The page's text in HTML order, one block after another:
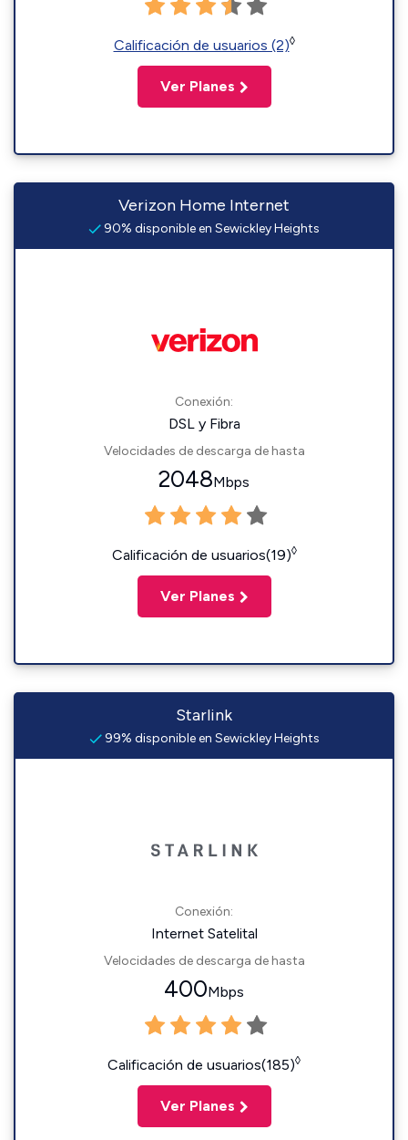
Calificación de usuarios (2)◊
Ver Planes
Verizon Home Internet
90% disponible en Sewickley Heights
Conexión:
DSL y Fibra
Velocidades de descarga de hasta
2048Mbps
Calificación de usuarios(19)◊
Ver Planes
Starlink
99% disponible en Sewickley Heights
Conexión:
Internet Satelital
Velocidades de descarga de hasta
400Mbps
Calificación de usuarios(185)◊
Ver Planes